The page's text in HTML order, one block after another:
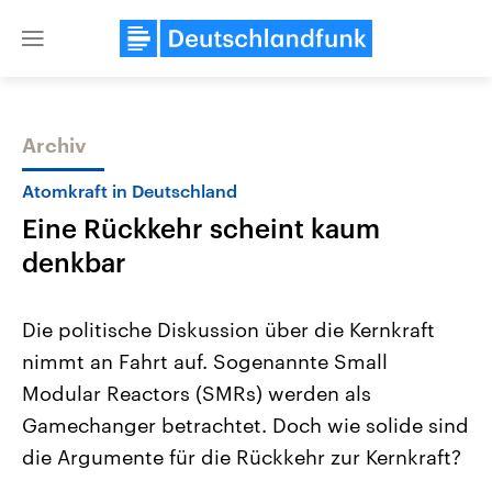
Close
Themen
Landtagswahl Sachsen-Anhalt
2026
Alle Informationen
Sachsen-Anhalt wählt am 6.
September 2026 einen neuen
Landtag. Seit 2021 wird das
USA
Aktuelle Beiträge,
Hintergründe
Wirtschaftlich und
gehören die Vereinigten
den mächtigsten Ländern
Archiv
Atomkraft in Deutschland
Eine Rückkehr scheint kaum
denkbar
Die politische Diskussion über die Kernkraft
nimmt an Fahrt auf. Sogenannte Small
Modular Reactors (SMRs) werden als
Gamechanger betrachtet. Doch wie solide sind
die Argumente für die Rückkehr zur Kernkraft?